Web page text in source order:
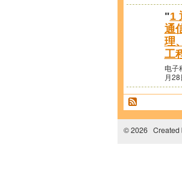
"1
通
理
工
电子
月28
© 2026 Created